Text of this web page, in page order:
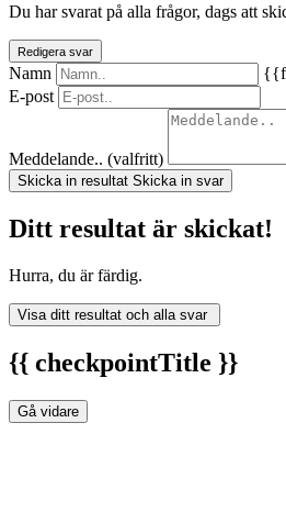
Du har svarat på alla frågor, dags att
Redigera svar
Namn
E-post
Meddelande.. (valfritt)
Skicka in resultat Skicka in svar
Ditt resultat är skickat!
Hurra, du är färdig.
Visa ditt resultat och alla svar
{{ checkpointTitle }}
Gå vidare